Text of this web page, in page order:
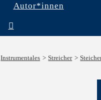
Autor*innen
Instrumentales Streicher